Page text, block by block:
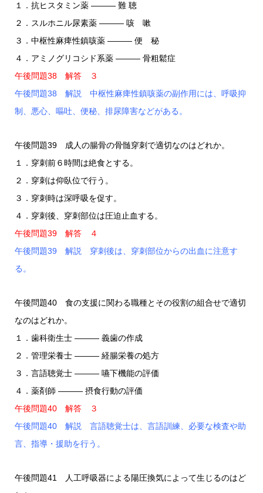
１．抗ヒスタミン薬 ――― 難 聴
２．スルホニル尿素薬 ――― 咳 嗽
３．中枢性麻痺性鎮咳薬 ――― 便 秘
４．アミノグリコシド系薬 ――― 骨粗鬆症
午後問題38 解答 ３
午後問題38 解説 中枢性麻痺性鎮咳薬の副作用には、呼吸抑
制、悪心、嘔吐、便秘、排尿障害などがある。
午後問題39 成人の腸骨の骨髄穿刺で適切なのはどれか。
１．穿刺前６時間は絶食とする。
２．穿刺は仰臥位で行う。
３．穿刺時は深呼吸を促す。
４．穿刺後、穿刺部位は圧迫止血する。
午後問題39 解答 ４
午後問題39 解説 穿刺後は、穿刺部位からの出血に注意す
る。
午後問題40 食の支援に関わる職種とその役割の組合せで適切
なのはどれか。
１．歯科衛生士 ――― 義歯の作成
２．管理栄養士 ――― 経腸栄養の処方
３．言語聴覚士 ――― 嚥下機能の評価
４．薬剤師 ――― 摂食行動の評価
午後問題40 解答 ３
午後問題40 解説 言語聴覚士は、言語訓練、必要な検査や助
言、指導・援助を行う。
午後問題41 人工呼吸器による陽圧換気によって生じるのはど